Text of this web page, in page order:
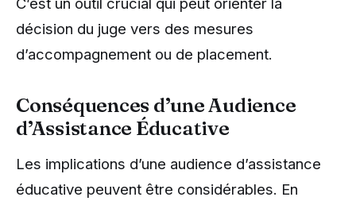
décision du juge vers des mesures
d’accompagnement ou de placement.
Conséquences d’une Audience
d’Assistance Éducative
Les implications d’une audience d’assistance
éducative peuvent être considérables. En